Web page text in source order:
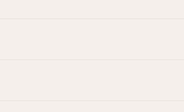
como o direito de se opor e impedir o
Poderá exercer este direito,